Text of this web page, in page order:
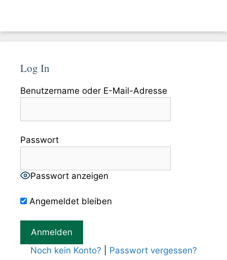
Log In
Benutzername oder E-Mail-Adresse
Passwort
Passwort anzeigen
Angemeldet bleiben
Noch kein Konto? Passwort vergessen?